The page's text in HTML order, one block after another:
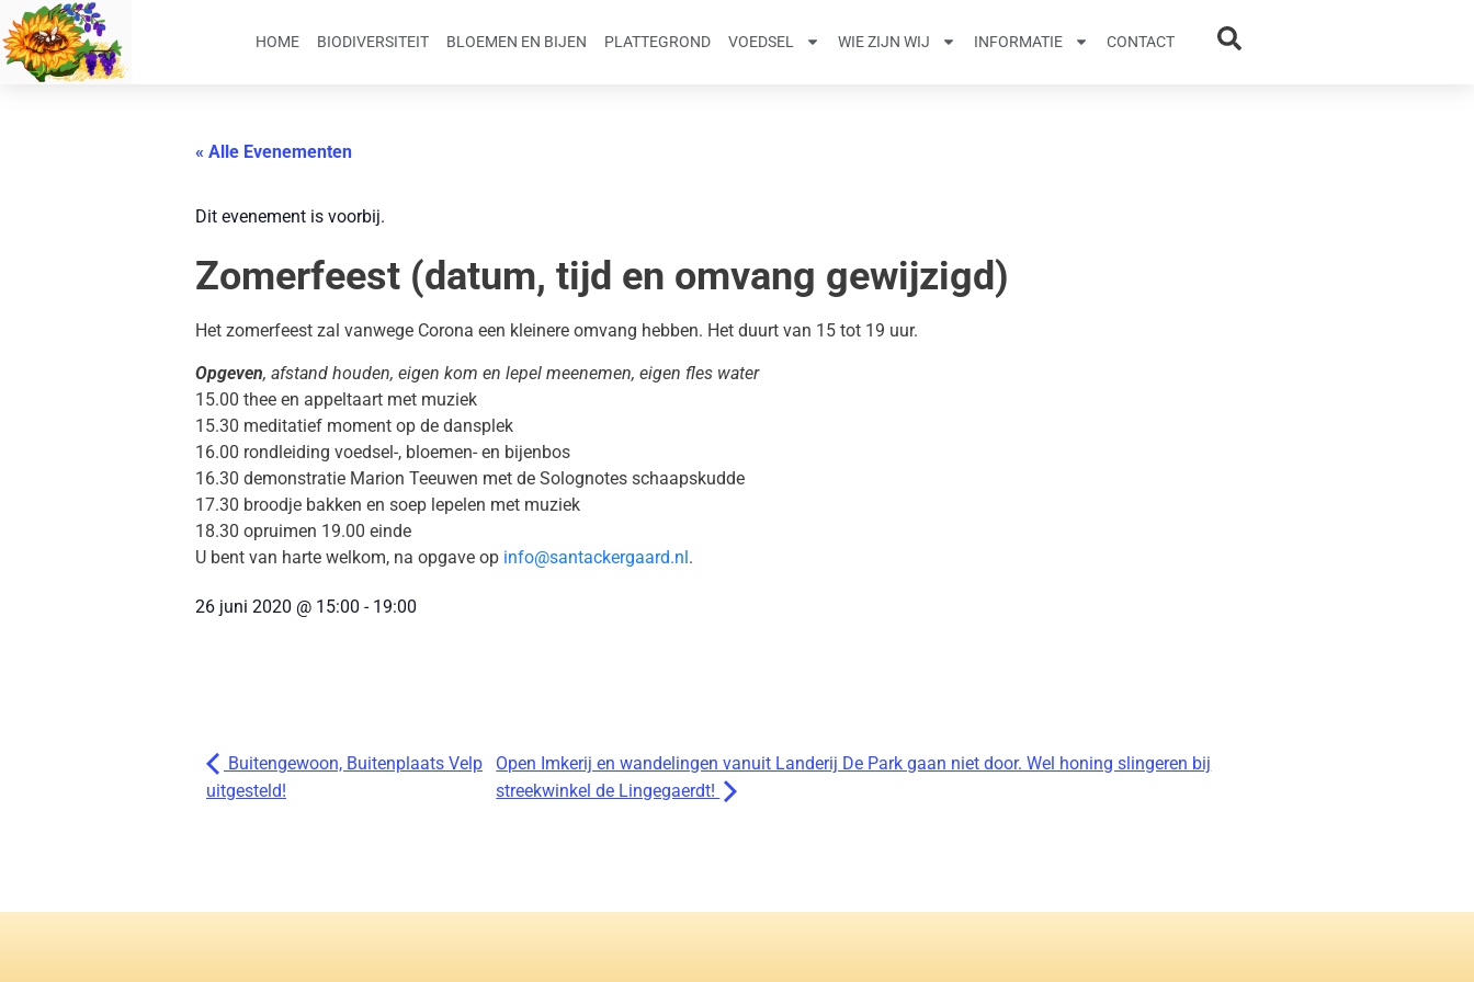
HOME BIODIVERSITEIT BLOEMEN EN BIJEN PLATTEGROND VOEDSEL WIE ZIJN WIJ INFORMATIE CONTACT
« Alle Evenementen
Dit evenement is voorbij.
Zomerfeest (datum, tijd en omvang gewijzigd)
Het zomerfeest zal vanwege Corona een kleinere omvang hebben. Het duurt van 15 tot 19 uur.
Opgeven, afstand houden, eigen kom en lepel meenemen, eigen fles water
15.00 thee en appeltaart met muziek
15.30 meditatief moment op de dansplek
16.00 rondleiding voedsel-, bloemen- en bijenbos
16.30 demonstratie Marion Teeuwen met de Solognotes schaapskudde
17.30 broodje bakken en soep lepelen met muziek
18.30 opruimen 19.00 einde
U bent van harte welkom, na opgave op info@santackergaard.nl.
26 juni 2020 @ 15:00 - 19:00
Buitengewoon, Buitenplaats Velp
uitgesteld!
Open Imkerij en wandelingen vanuit Landerij De Park gaan niet door. Wel honing slingeren bij
streekwinkel de Lingegaerdt!